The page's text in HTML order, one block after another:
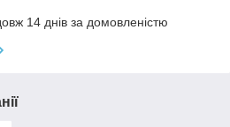
14 днів за домовленістю